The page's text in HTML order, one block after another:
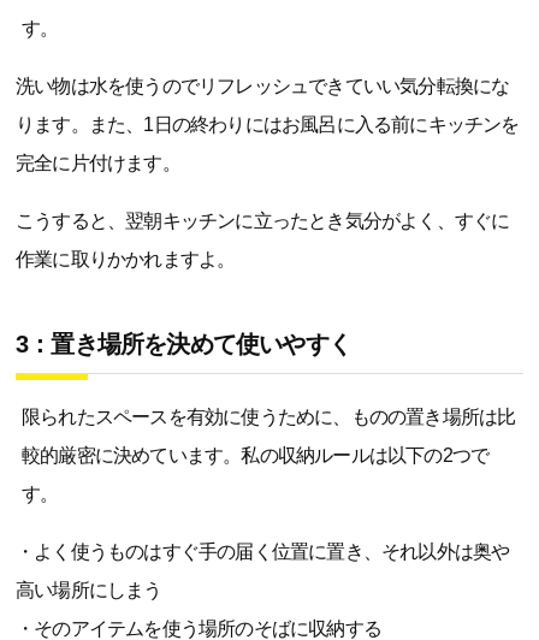
す。
洗い物は水を使うのでリフレッシュできていい気分転換にな
ります。また、1日の終わりにはお風呂に入る前にキッチンを
完全に片付けます。
こうすると、翌朝キッチンに立ったとき気分がよく、すぐに
作業に取りかかれますよ。
3：置き場所を決めて使いやすく
限られたスペースを有効に使うために、ものの置き場所は比
較的厳密に決めています。私の収納ルールは以下の2つで
す。
・よく使うものはすぐ手の届く位置に置き、それ以外は奥や
高い場所にしまう
・そのアイテムを使う場所のそばに収納する